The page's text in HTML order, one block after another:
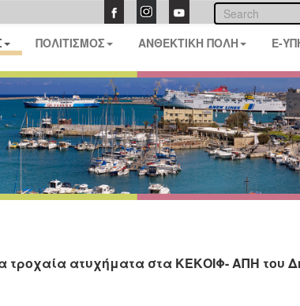
ΠΟΛΙΤΙΣΜΟΣ ΑΝΘΕΚΤΙΚΗ ΠΟΛΗ E-
τροχαία ατυχήματα στα ΚΕΚΟΙΦ- ΑΠΗ του